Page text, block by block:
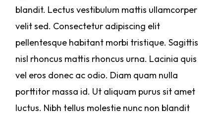
blandit. Lectus vestibulum mattis ullamcorper
velit sed. Consectetur adipiscing elit
pellentesque habitant morbi tristique. Sagittis
nisl rhoncus mattis rhoncus urna. Lacinia quis
vel eros donec ac odio. Diam quam nulla
porttitor massa id. Ut aliquam purus sit amet
luctus. Nibh tellus molestie nunc non blandit